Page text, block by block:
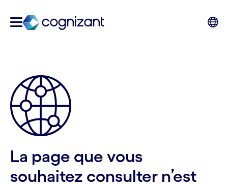
La page que vous
souhaitez consulter n’est